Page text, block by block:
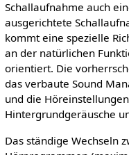
Schallaufnahme auch
ausgerichtete
kommt eine spezielle
an der natürlichen
orientiert. Die
das verbaute Sound
und die
Hintergrundgeräusche
Das ständige Wechseln